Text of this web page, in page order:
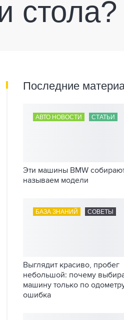
стола?
Последние
АВТО НОВОСТИ СТАТЬИ
Эти машины BMW
называем модели
БАЗА ЗНАНИЙ СОВЕТЫ
Выглядит красиво, пробег
небольшой: почему
машину только по
ошибка